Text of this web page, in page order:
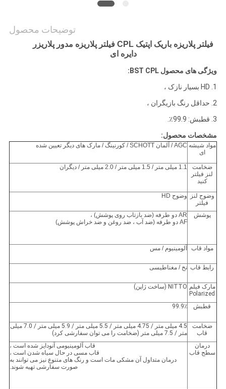
توضیحات محصول
فیلتر پلاریزه باریک اپتیک CPL فیلتر پلاریزه مدور پلاریزر
دایره ای
ویژگی های محصول BST CPL:
1. HD بسیار نازک ،
2. حداقل رنگ بازیگران ،
3. قطبش: 99.9٪.
مشخصات محصول:
مواد شیشه
ای
AGC / آلمان SCHOTT / کورنینگ / مارک های دیگر تعیین شده
ضخامت
لنز فیلتر
کنید
1.1 میلی متر / 1.5 میلی متر / 2.0 میلی متر / دیگران
وضوح لنز
فیلتر
وضوح HD
پوشش
AR دو طرفه (ضد بازتاب روی پوشش) ،
AF دو طرفه (ضد آب ، ضد روغن و ضد خراش پوشش)
مواد قاب آلومینیوم / مس
رابط قاب نخ / مغناطیسی
مارک فیلم
Polarized
NITTO (ساخت ژاپن)
قطبش 99.9٪
ضخامت
قاب
4.5 میلی متر / 4.75 میلی متر / 5.5 میلی متر / 5.9 میلی متر / 7.0 میلی
متر / 7.5 میلی متر (ضخامت را می توان سفارشی کرد)
درمان
سطح قاب
قاب آلومینیومی آنودایز شده است ،
قاب مسی در حال سیاه شدن است ،
درمان متداول آن مشکی مات است و رنگ های متنوع نیز می توانند به
صورت سفارشی تهیه شوند.